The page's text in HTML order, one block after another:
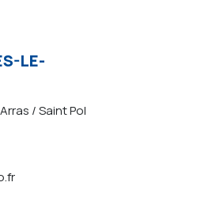
LE-
/ Saint Pol